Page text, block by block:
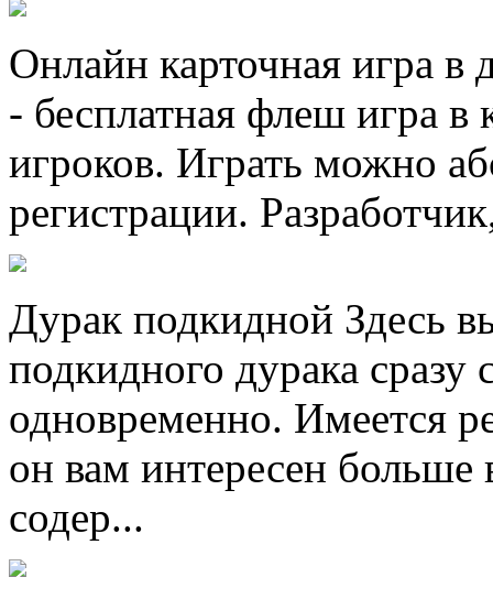
Онлайн карточная игра в
- бесплатная флеш игра в
игроков. Играть можно
регистрации.
Дурак подкидной Здесь
подкидного дурака
одновременно. Имеется
он вам интересен больше
содер...